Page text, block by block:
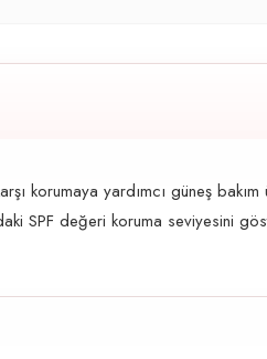
korumaya yardımcı güneş
SPF değeri koruma seviyesini